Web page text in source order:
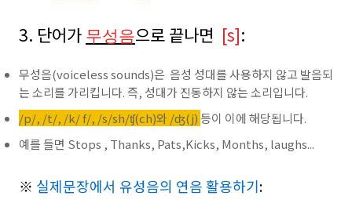
3. 단어가 무성음으로 끝나면 [s]:
무성음(voiceless sounds)은 음성 성대를 사용하지 않고 발음되
는 소리를 가리킵니다. 즉, 성대가 진동하지 않는 소리입니다.
/p/, /t/, /k/ f/, /s/sh/ʧ(ch)와 /ʤ(j)등이 이에 해당됩니다.
예를 들면 Stops , Thanks, Pats,Kicks, Months, laughs...
※ 실제문장에서 유성음의 연음 활용하기: